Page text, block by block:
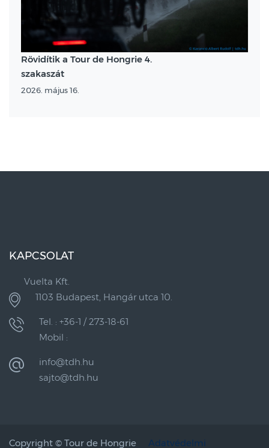
Rövidítik a Tour de Hongrie 4.
szakaszát
2026. május 16.
KAPCSOLAT
Vuelta Kft.
1103 Budapest, Hangár utca 10.
Tel. : +36-1 / 273-18-61
Mobil :
info@tdh.hu
sajto@tdh.hu
Copyright © Tour de Hongrie Adatvédelmi